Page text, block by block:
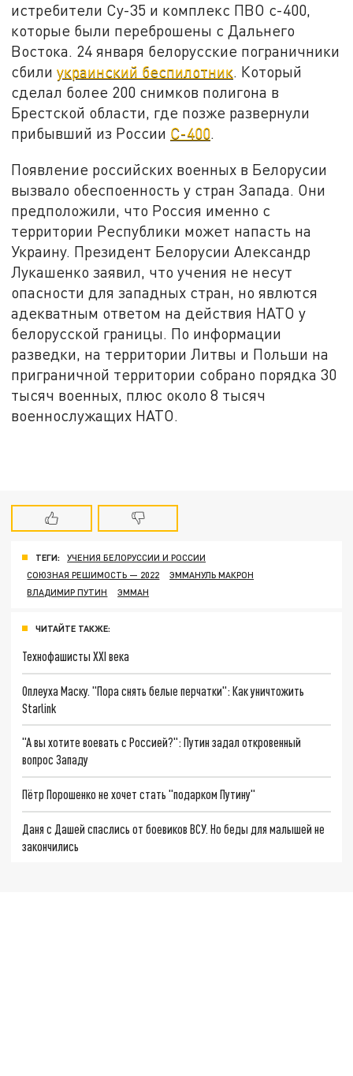
истребители Су-35 и комплекс ПВО с-400,
которые были переброшены с Дальнего
Востока. 24 января белорусские пограничники
сбилиукраинский беспилотник. Который
сделал более 200 снимков полигона в
Брестской области, где позже развернули
прибывший из России С-400.
Появление российских военных в Белорусии
вызвало обеспоенность у стран Запада. Они
предположили, что Россия именно с
территории Республики может напасть на
Украину. Президент Белорусии Александр
Лукашенко заявил, что учения не несут
опасности для западных стран, но явлются
адекватным ответом на действия НАТО у
белорусской границы. По информации
разведки, на территории Литвы и Польши на
приграничной территории собрано порядка 30
тысяч военных, плюс около 8 тысяч
военнослужащих НАТО.
ТЕГИ:
УЧЕНИЯ БЕЛОРУССИИ И РОССИИ
СОЮЗНАЯ РЕШИМОСТЬ — 2022
ЭММАНУЛЬ МАКРОН
ВЛАДИМИР ПУТИН
ЭММАН
ЧИТАЙТЕ ТАКЖЕ:
Технофашисты XXI века
Оплеуха Маску. "Пора снять белые перчатки": Как уничтожить
Starlink
"А вы хотите воевать с Россией?": Путин задал откровенный
вопрос Западу
Пётр Порошенко не хочет стать "подарком Путину"
Даня с Дашей спаслись от боевиков ВСУ. Но беды для малышей не
закончились